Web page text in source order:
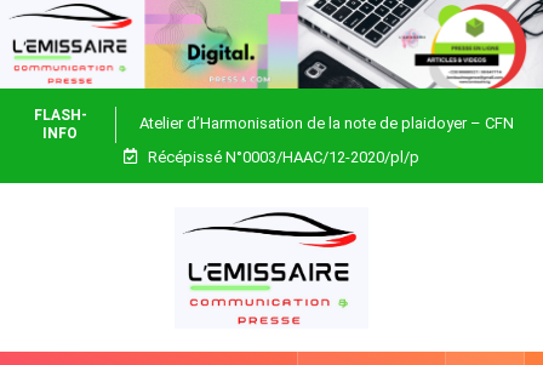
FLASH-
INFO
Atelier d’Harmonisation de la note de plaidoyer – CFN
Togo
Récépissé N°0003/HAAC/12-2020/pl/p